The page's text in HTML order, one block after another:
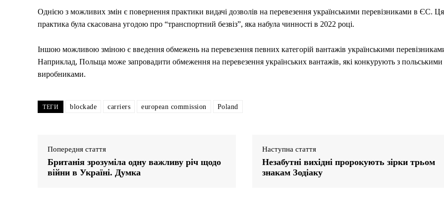
Однією з можливих змін є повернення практики видачі дозволів на перевезення українськими перевізниками в ЄС. Ця
практика була скасована угодою про “транспортний безвіз”, яка набула чинності в 2022 році.
Іншою можливою зміною є введення обмежень на перевезення певних категорій вантажів українськими
Наприклад, Польща може запровадити обмеження на перевезення українських вантажів, які конкурують з польськими
виробниками.
ТЕГИ blockade carriers european commission Poland
Попередня стаття
Британія зрозуміла одну важливу річ щодо
війни в Україні. Думка
Наступна стаття
Незабутні вихідні пророкують зірки трьом
знакам Зодіаку